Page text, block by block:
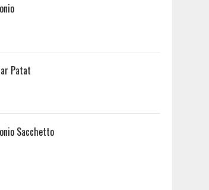
Patat
Sacchetto